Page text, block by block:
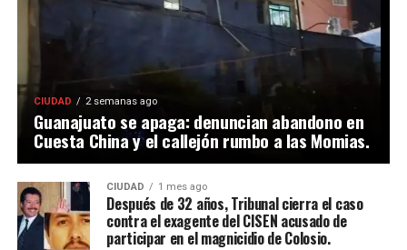
CIUDAD 2 semanas ago
Guanajuato se apaga: denuncian abandono en
Cuesta China y el callejón rumbo a las Momias.
CIUDAD 1 mes ago
Después de 32 años, Tribunal cierra el caso
contra el exagente del CISEN acusado de
participar en el magnicidio de Colosio.